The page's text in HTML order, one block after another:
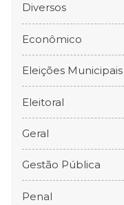
Diversos
Econômico
Eleições Municipais
Eleitoral
Geral
Gestão Pública
Penal